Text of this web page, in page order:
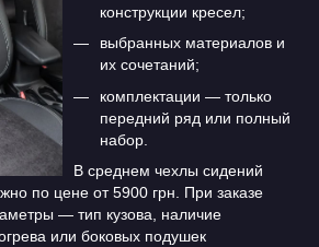
конструкции кресел;
выбранных материалов и
их сочетаний;
комплектации — только
передний ряд или полный
набор.
В среднем чехлы сидений
по цене от 5900 грн. При заказе
— тип кузова, наличие
или боковых подушек